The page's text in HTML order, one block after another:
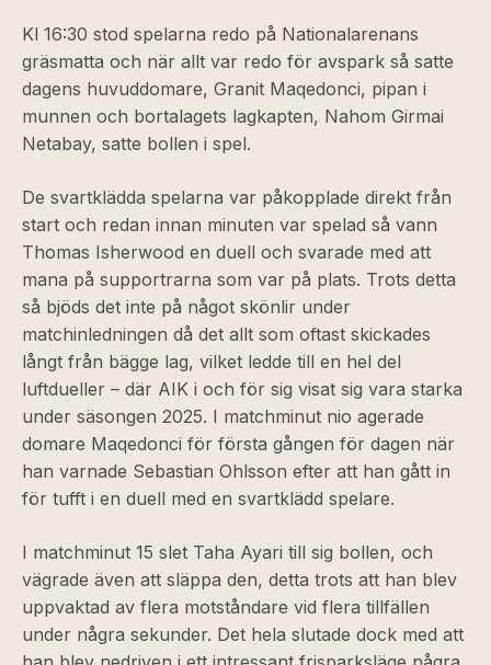
Kl 16:30 stod spelarna redo på Nationalarenans
gräsmatta och när allt var redo för avspark så satte
dagens huvuddomare, Granit Maqedonci, pipan i
munnen och bortalagets lagkapten, Nahom Girmai
Netabay, satte bollen i spel.
De svartklädda spelarna var påkopplade direkt från
start och redan innan minuten var spelad så vann
Thomas Isherwood en duell och svarade med att
mana på supportrarna som var på plats. Trots detta
så bjöds det inte på något skönlir under
matchinledningen då det allt som oftast skickades
långt från bägge lag, vilket ledde till en hel del
luftdueller – där AIK i och för sig visat sig vara starka
under säsongen 2025. I matchminut nio agerade
domare Maqedonci för första gången för dagen när
han varnade Sebastian Ohlsson efter att han gått in
för tufft i en duell med en svartklädd spelare.
I matchminut 15 slet Taha Ayari till sig bollen, och
vägrade även att släppa den, detta trots att han blev
uppvaktad av flera motståndare vid flera tillfällen
under några sekunder. Det hela slutade dock med att